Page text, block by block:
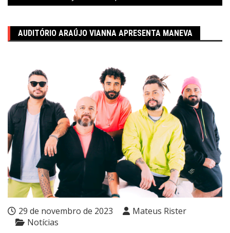
AUDITÓRIO ARAÚJO VIANNA APRESENTA MANEVA
29 de novembro de 2023
Mateus Rister
Notícias